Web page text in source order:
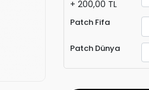
+ 200,00 TL
Patch Fifa
Patch Dünya